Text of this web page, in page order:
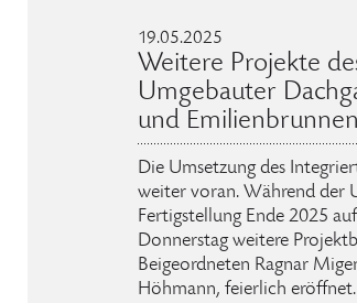
19.05.2025
Weitere Projekte
Umgebauter
und
Die Umsetzung des
weiter voran. Während der
Fertigstellung Ende 2025
Donnerstag weitere
Beigeordneten Ragnar
Höhmann, feierlich